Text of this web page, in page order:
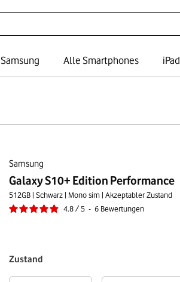
Samsung Alle Smartphones iPad
Samsung
Galaxy S10+ Edition Performance
512GB | Schwarz | Mono sim | Akzeptabler Zustand
4.8 / 5 - 6 Bewertungen
Zustand